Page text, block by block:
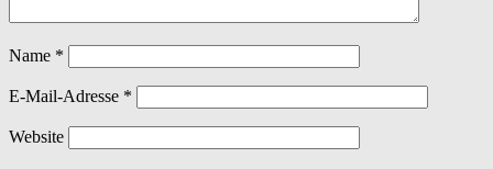
Name *
E-Mail-Adresse *
Website